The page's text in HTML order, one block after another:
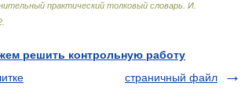
практический толковый словарь И.
решить контрольную работу
страничный файл